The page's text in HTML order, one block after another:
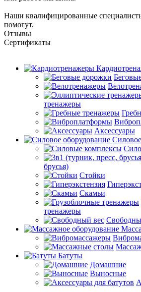
Наши квалифицированные
помогут.
Отзывы
Сертификаты
тренажеры
Аксессуары
брусья)
Стойки
Скамьи
тренажеры
Батуты
Домашние
Выносные